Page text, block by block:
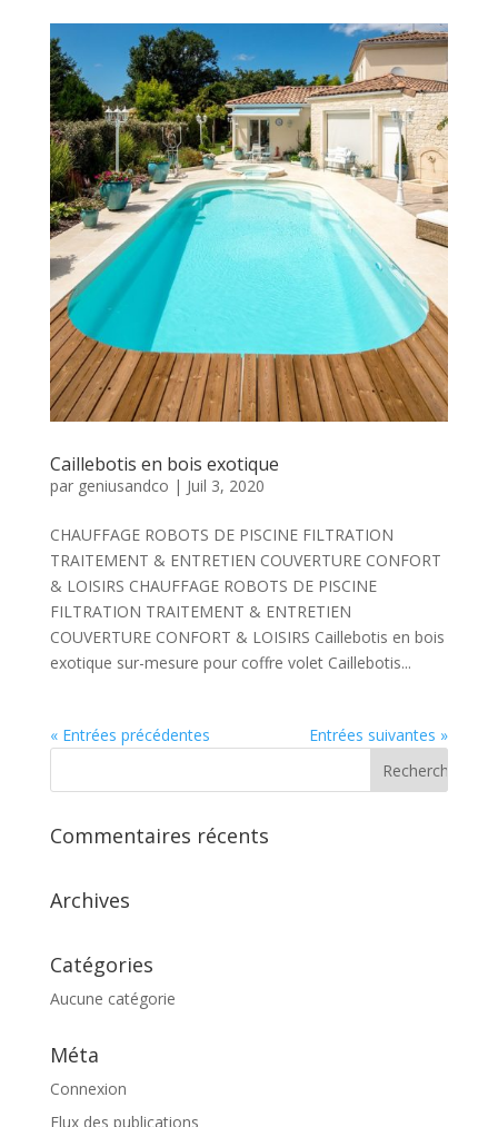
Caillebotis en bois exotique
par geniusandco | Juil 3, 2020
CHAUFFAGE ROBOTS DE PISCINE FILTRATION
TRAITEMENT & ENTRETIEN COUVERTURE CONFORT
& LOISIRS CHAUFFAGE ROBOTS DE PISCINE
FILTRATION TRAITEMENT & ENTRETIEN
COUVERTURE CONFORT & LOISIRS Caillebotis en bois
exotique sur-mesure pour coffre volet Caillebotis...
« Entrées précédentes Entrées suivantes »
Commentaires récents
Archives
Catégories
Aucune catégorie
Méta
Connexion
Flux des publications